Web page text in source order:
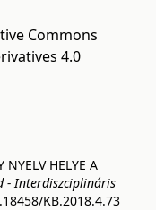
Commons
4.0
HELYE A
- Interdiszciplináris
KB.2018.4.73